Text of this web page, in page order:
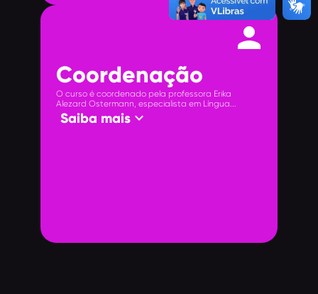
person
Coordenação
O curso é coordenado pela professora Erika
Alezard Ostermann, especialista em Língua...
Saiba mais keyboard_arrow_down